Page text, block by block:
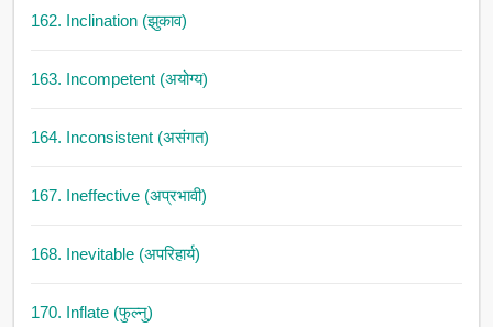
162. Inclination (झुकाव)
163. Incompetent (अयोग्य)
164. Inconsistent (असंगत)
167. Ineffective (अप्रभावी)
168. Inevitable (अपरिहार्य)
170. Inflate (फुल्नु)